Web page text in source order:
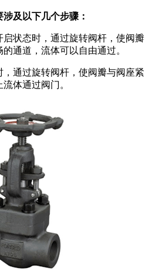
及以下几个步骤：
启状态时，通过旋转阀杆，使阀瓣
通道，流体可以自由通过。
通过旋转阀杆，使阀瓣与阀座紧
体通过阀门。